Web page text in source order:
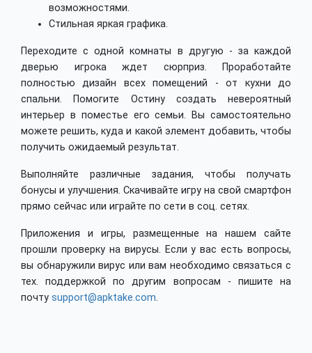
возможностями.
Стильная яркая графика.
Переходите с одной комнаты в другую - за каждой
дверью игрока ждет сюрприз. Проработайте
полностью дизайн всех помещений - от кухни до
спальни. Помогите Остину создать невероятный
интерьер в поместье его семьи. Вы самостоятельно
можете решить, куда и какой элемент добавить, чтобы
получить ожидаемый результат.
Выполняйте различные задания, чтобы получать
бонусы и улучшения. Скачивайте игру на свой смартфон
прямо сейчас или играйте по сети в соц. сетях.
Приложения и игры, размещенные на нашем сайте
прошли проверку на вирусы. Если у вас есть вопросы,
вы обнаружили вирус или вам необходимо связаться с
тех. поддержкой по другим вопросам - пишите на
почту support@apktake.com.